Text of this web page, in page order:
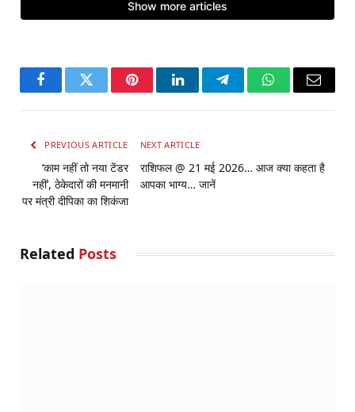
FacebookTwitter PinterestLinkedInTelegramWhatsApp
Email
PREVIOUS ARTICLE
‘काम नहीं तो नया टेंडर
नहीं’, ठेकेदारों की मनमानी
पर मंत्री दीपिका का शिकंजा
NEXT ARTICLE
राशिफल @ 21 मई 2026… आज क्या कहता है
आपका भाग्य… जानें
Related Posts